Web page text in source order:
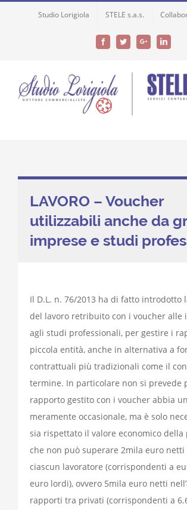
Studio Lorigiola STELE s.a.s.
FacebookTwitterGoogle+
LAVORO – Voucher
utilizzabili anche da
imprese e studi
Il D.L. n. 76/2013 ha di fatto introdotto
del lavoro retribuito con i voucher alle
agli studi professionali, per gestire i
piccola entità, anche in alternativa a
contrattuali più tradizionali come il
termine. In particolare non si prevede
rapporto gestito con i voucher abbia
meramente occasionale, ma è solo
sia rispettato il valore economico della
che non può superare 2mila euro netti
ciascun lavoratore (corrispondenti a
euro lordi), ovvero 5mila euro netti
rapporti tra privati (corrispondenti a